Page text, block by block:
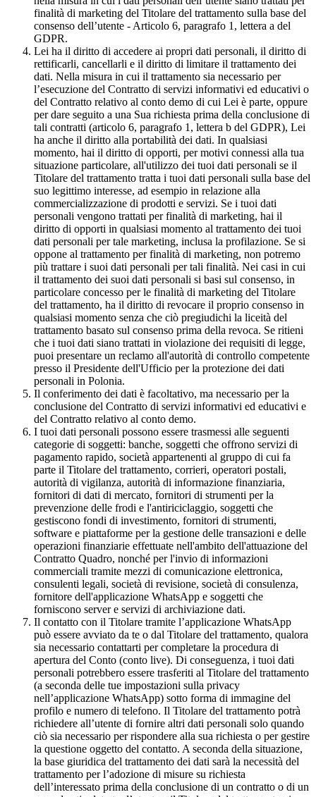
finalità di marketing del Titolare del trattamento sulla base del
consenso dell’utente - Articolo 6, paragrafo 1, lettera a del
GDPR.
Lei ha il diritto di accedere ai propri dati personali, il diritto di
rettificarli, cancellarli e il diritto di limitare il trattamento dei
dati. Nella misura in cui il trattamento sia necessario per
l’esecuzione del Contratto di servizi informativi ed educativi o
del Contratto relativo al conto demo di cui Lei è parte, oppure
per dare seguito a una Sua richiesta prima della conclusione di
tali contratti (articolo 6, paragrafo 1, lettera b del GDPR), Lei
ha anche il diritto alla portabilità dei dati. In qualsiasi
momento, hai il diritto di opporti, per motivi connessi alla tua
situazione particolare, all'utilizzo dei tuoi dati personali se il
Titolare del trattamento tratta i tuoi dati personali sulla base del
suo legittimo interesse, ad esempio in relazione alla
commercializzazione di prodotti e servizi. Se i tuoi dati
personali vengono trattati per finalità di marketing, hai il
diritto di opporti in qualsiasi momento al trattamento dei tuoi
dati personali per tale marketing, inclusa la profilazione. Se si
oppone al trattamento per finalità di marketing, non potremo
più trattare i suoi dati personali per tali finalità. Nei casi in cui
il trattamento dei suoi dati personali si basi sul consenso, in
particolare concesso per le finalità di marketing del Titolare
del trattamento, ha il diritto di revocare il proprio consenso in
qualsiasi momento senza che ciò pregiudichi la liceità del
trattamento basato sul consenso prima della revoca. Se ritieni
che i tuoi dati siano trattati in violazione dei requisiti di legge,
puoi presentare un reclamo all'autorità di controllo competente
presso il Presidente dell'Ufficio per la protezione dei dati
personali in Polonia.
Il conferimento dei dati è facoltativo, ma necessario per la
conclusione del Contratto di servizi informativi ed educativi e
del Contratto relativo al conto demo.
I tuoi dati personali possono essere trasmessi alle seguenti
categorie di soggetti: banche, soggetti che offrono servizi di
pagamento rapido, società appartenenti al gruppo di cui fa
parte il Titolare del trattamento, corrieri, operatori postali,
autorità di vigilanza, autorità di informazione finanziaria,
fornitori di dati di mercato, fornitori di strumenti per la
prevenzione delle frodi e l'antiriciclaggio, soggetti che
gestiscono fondi di investimento, fornitori di strumenti,
software e piattaforme per la gestione delle transazioni e delle
operazioni finanziarie effettuate nell'ambito dell'attuazione del
Contratto Quadro, nonché per l'invio di informazioni
commerciali tramite mezzi di comunicazione elettronica,
consulenti legali, società di revisione, società di consulenza,
fornitore dell'applicazione WhatsApp e soggetti che
forniscono server e servizi di archiviazione dati.
Il contatto con il Titolare tramite l’applicazione WhatsApp
può essere avviato da te o dal Titolare del trattamento, qualora
sia necessario contattarti per completare la procedura di
apertura del Conto (conto live). Di conseguenza, i tuoi dati
personali potrebbero essere trasferiti al Titolare del trattamento
(a seconda delle tue impostazioni sulla privacy
nell’applicazione WhatsApp) sotto forma di immagine del
profilo e numero di telefono. Il Titolare del trattamento potrà
richiedere all’utente di fornire altri dati personali solo quando
ciò sia necessario per rispondere alla sua richiesta o per gestire
la questione oggetto del contatto. A seconda della situazione,
la base giuridica del trattamento dei dati sarà la necessità del
trattamento per l’adozione di misure su richiesta
dell’interessato prima della conclusione di un contratto o di un